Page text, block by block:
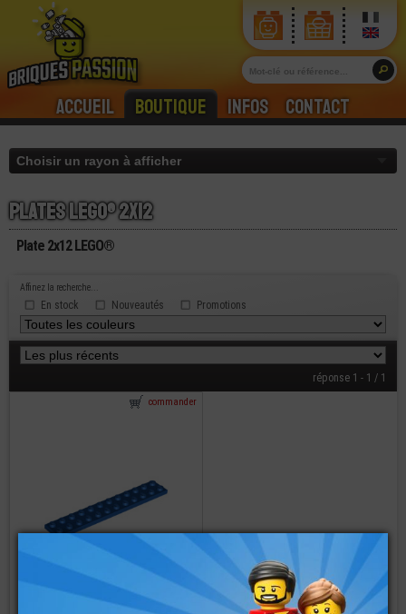
Accueil Boutique Infos Contact
Plates lego® 2x12
Plate 2x12 LEGO®
Affinez la recherche...
En stock Nouveautés Promotions
réponse 1 - 1 / 1
LEGO® Plate
commander